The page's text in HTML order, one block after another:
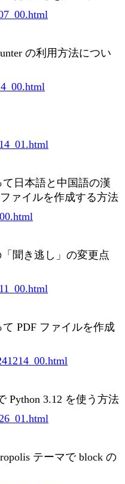
の利用方法につい
日本語と中国語の漢
ァイルを作成する方法
聞き逃し」の変更点
PDF ファイルを作成
Python 3.12 を使う方法
テーマで block の